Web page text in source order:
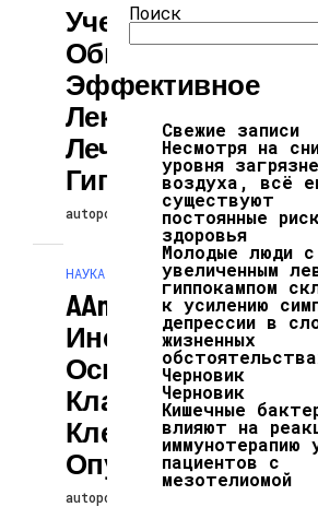
Ученые
Обнаружили
Эффективное
Лекарство Для
Лечения
Гипертонии
autopodcast 25.06.2025
НАУКА И ТЕХНОЛОГИИ
AAnet: Новый
Инструмент На
Основе ИИ Для
Классификации
Клеток В
Опухолях
autopodcast
Поиск
Свежие записи
Несмотря на
уровня
воздуха, всё
существуют
постоянные
здоровья
Молодые люди с
увеличенным
гиппокампом
к усилению
депрессии в
жизненных
Черновик
Черновик
Кишечные
влияют на
иммунотерапию
пациентов с
мезотелиомой